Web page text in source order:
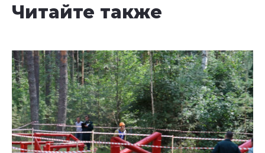
Читайте также